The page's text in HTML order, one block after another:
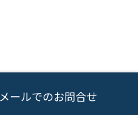
メールでのお問合せ